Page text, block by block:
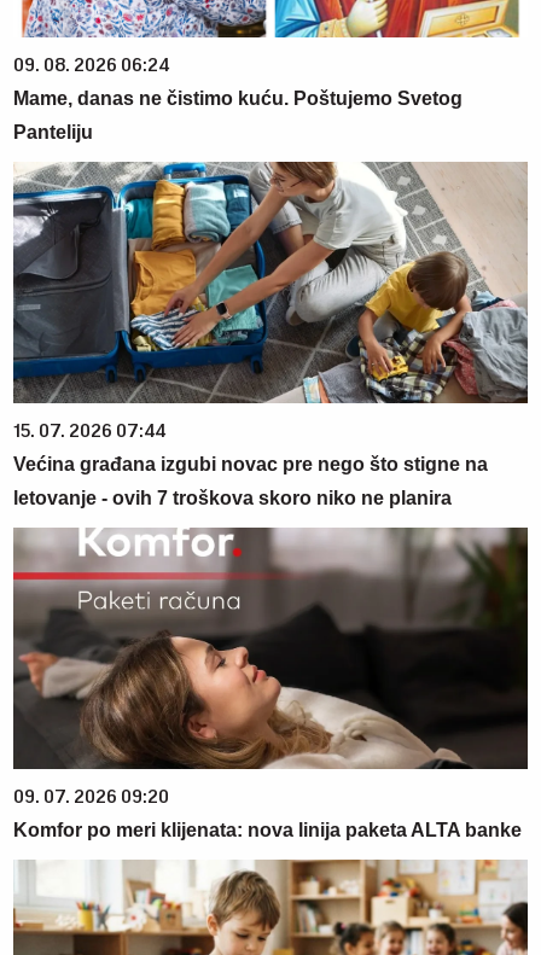
09. 08. 2026 06:24
Mame, danas ne čistimo kuću. Poštujemo Svetog
Panteliju
15. 07. 2026 07:44
Većina građana izgubi novac pre nego što stigne na
letovanje - ovih 7 troškova skoro niko ne planira
09. 07. 2026 09:20
Komfor po meri klijenata: nova linija paketa ALTA banke